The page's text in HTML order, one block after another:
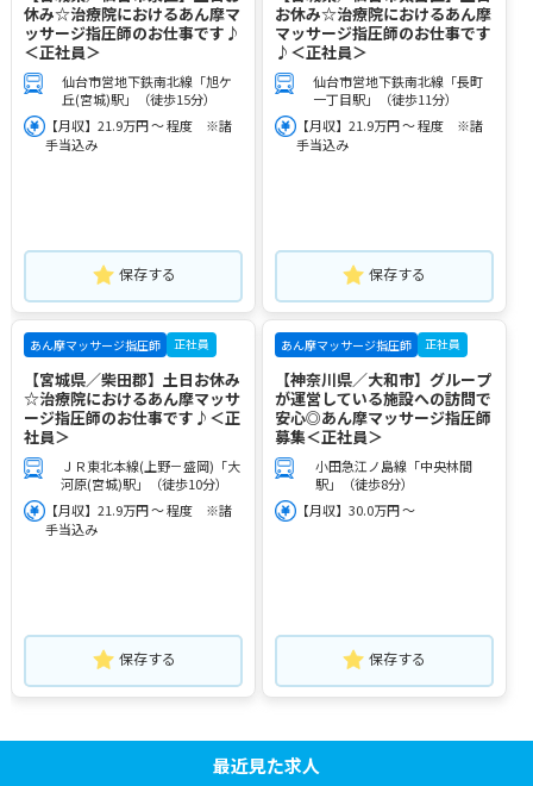
休み☆治療院におけるあん摩マ
ッサージ指圧師のお仕事です♪
＜正社員＞
仙台市営地下鉄南北線「旭ケ
丘(宮城)駅」（徒歩15分）
【月収】21.9万円 ～ 程度 ※諸
手当込み
保存する
お休み☆治療院におけるあん摩
マッサージ指圧師のお仕事です
♪＜正社員＞
仙台市営地下鉄南北線「長町
一丁目駅」（徒歩11分）
【月収】21.9万円 ～ 程度 ※諸
手当込み
保存する
あん摩マッサージ指圧師 正社員
【宮城県／柴田郡】土日お休み
☆治療院におけるあん摩マッサ
ージ指圧師のお仕事です♪＜正
社員＞
ＪＲ東北本線(上野－盛岡)「大
河原(宮城)駅」（徒歩10分）
【月収】21.9万円 ～ 程度 ※諸
手当込み
保存する
あん摩マッサージ指圧師 正社員
【神奈川県／大和市】グループ
が運営している施設への訪問で
安心◎あん摩マッサージ指圧師
募集＜正社員＞
小田急江ノ島線「中央林間
駅」（徒歩8分）
【月収】30.0万円 ～
保存する
最近見た求人